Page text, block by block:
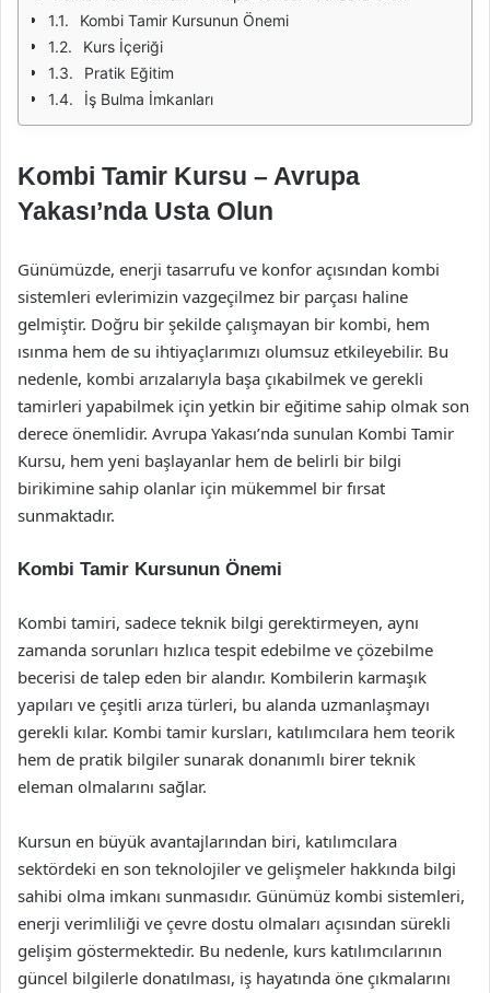
Kombi Tamir Kursunun Önemi
Kurs İçeriği
Pratik Eğitim
İş Bulma İmkanları
Kombi Tamir Kursu – Avrupa
Yakası’nda Usta Olun
Günümüzde, enerji tasarrufu ve konfor açısından kombi
sistemleri evlerimizin vazgeçilmez bir parçası haline
gelmiştir. Doğru bir şekilde çalışmayan bir kombi, hem
ısınma hem de su ihtiyaçlarımızı olumsuz etkileyebilir. Bu
nedenle, kombi arızalarıyla başa çıkabilmek ve gerekli
tamirleri yapabilmek için yetkin bir eğitime sahip olmak son
derece önemlidir. Avrupa Yakası’nda sunulan Kombi Tamir
Kursu, hem yeni başlayanlar hem de belirli bir bilgi
birikimine sahip olanlar için mükemmel bir fırsat
sunmaktadır.
Kombi Tamir Kursunun Önemi
Kombi tamiri, sadece teknik bilgi gerektirmeyen, aynı
zamanda sorunları hızlıca tespit edebilme ve çözebilme
becerisi de talep eden bir alandır. Kombilerin karmaşık
yapıları ve çeşitli arıza türleri, bu alanda uzmanlaşmayı
gerekli kılar. Kombi tamir kursları, katılımcılara hem teorik
hem de pratik bilgiler sunarak donanımlı birer teknik
eleman olmalarını sağlar.
Kursun en büyük avantajlarından biri, katılımcılara
sektördeki en son teknolojiler ve gelişmeler hakkında bilgi
sahibi olma imkanı sunmasıdır. Günümüz kombi sistemleri,
enerji verimliliği ve çevre dostu olmaları açısından sürekli
gelişim göstermektedir. Bu nedenle, kurs katılımcılarının
güncel bilgilerle donatılması, iş hayatında öne çıkmalarını